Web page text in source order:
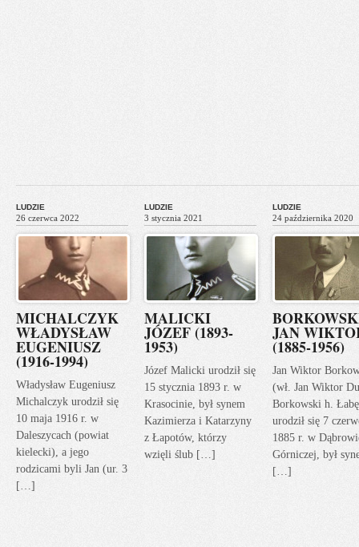
LUDZIE
26 czerwca 2022
MICHALCZYK
WŁADYSŁAW
EUGENIUSZ
(1916-1994)
Władysław Eugeniusz
Michalczyk urodził się
10 maja 1916 r. w
Daleszycach (powiat
kielecki), a jego
rodzicami byli Jan (ur. 3
[…]
LUDZIE
3 stycznia 2021
MALICKI
JÓZEF (1893-
1953)
Józef Malicki urodził się
15 stycznia 1893 r. w
Krasocinie, był synem
Kazimierza i Katarzyny
z Łapotów, którzy
wzięli ślub […]
LUDZIE
24 października 2020
JAN
(1885-1956)
Jan Wiktor
(wł. Jan Wiktor
Borkowski h.
urodził się 7
1885 r. w
Górniczej, był
[…]